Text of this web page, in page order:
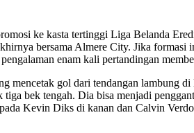
ke kasta tertinggi Liga Belanda
bersama Almere City. Jika
enam kali pertandingan
gol dari tendangan lambung
bek tengah. Dia bisa menjadi
Kevin Diks di kanan dan Calvin